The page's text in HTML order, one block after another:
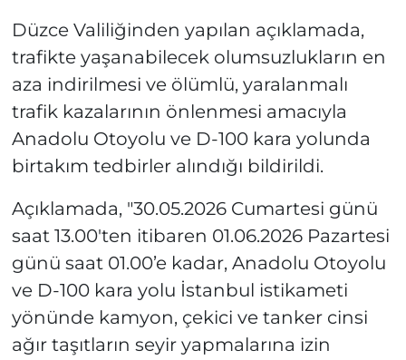
Düzce Valiliğinden yapılan açıklamada,
trafikte yaşanabilecek olumsuzlukların en
aza indirilmesi ve ölümlü, yaralanmalı
trafik kazalarının önlenmesi amacıyla
Anadolu Otoyolu ve D-100 kara yolunda
birtakım tedbirler alındığı bildirildi.
Açıklamada, "30.05.2026 Cumartesi günü
saat 13.00'ten itibaren 01.06.2026 Pazartesi
günü saat 01.00’e kadar, Anadolu Otoyolu
ve D-100 kara yolu İstanbul istikameti
yönünde kamyon, çekici ve tanker cinsi
ağır taşıtların seyir yapmalarına izin